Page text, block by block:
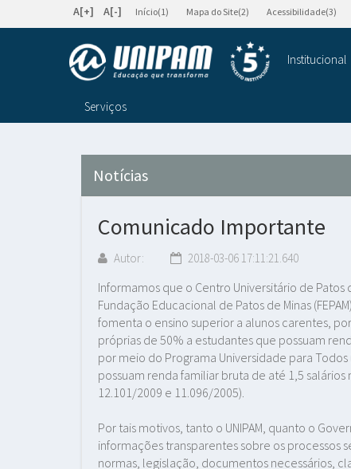
A[+] A[-] Início(1) Mapa do Site(2) Acessibilidade(3)
Institucional
Serviços
Notícias
Comunicado Importante
Autor: 2018-03-06 17:11:21.640
Informamos que o Centro Universitário de Patos
Fundação Educacional de Patos de Minas
fomenta o ensino superior a alunos carentes,
próprias de 50% a estudantes que possuam
por meio do Programa Universidade para
possuam renda familiar bruta de até 1,5
12.101/2009 e 11.096/2005).
Por tais motivos, tanto o UNIPAM, quanto o
informações transparentes sobre os processos
normas, legislação, documentos necessários,